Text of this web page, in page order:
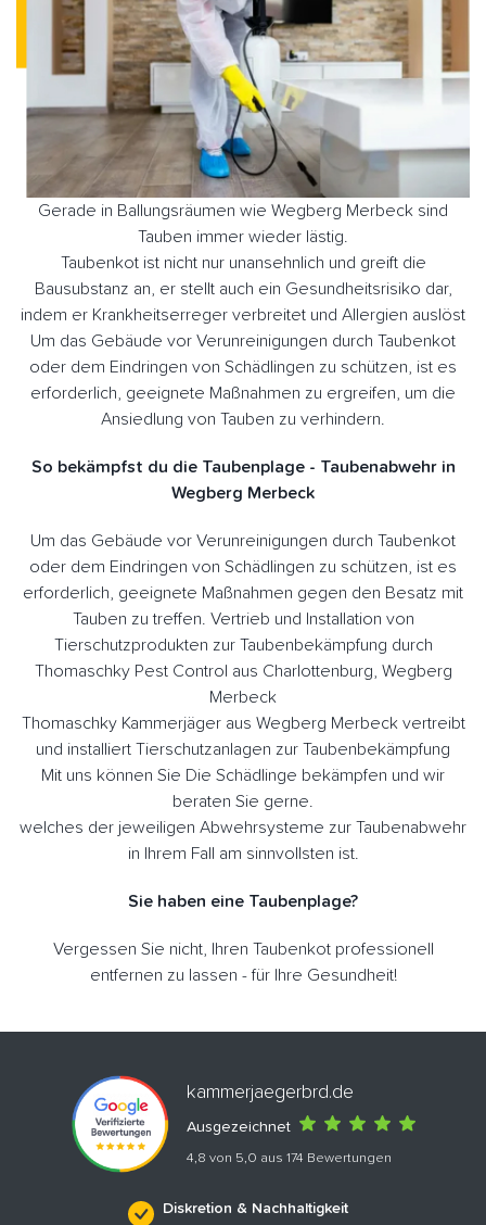
Gerade in Ballungsräumen wie Wegberg Merbeck sind
Tauben immer wieder lästig.
Taubenkot ist nicht nur unansehnlich und greift die
Bausubstanz an, er stellt auch ein Gesundheitsrisiko dar,
indem er Krankheitserreger verbreitet und Allergien auslöst
Um das Gebäude vor Verunreinigungen durch Taubenkot
oder dem Eindringen von Schädlingen zu schützen, ist es
erforderlich, geeignete Maßnahmen zu ergreifen, um die
Ansiedlung von Tauben zu verhindern.
So bekämpfst du die Taubenplage - Taubenabwehr in
Wegberg Merbeck
Um das Gebäude vor Verunreinigungen durch Taubenkot
oder dem Eindringen von Schädlingen zu schützen, ist es
erforderlich, geeignete Maßnahmen gegen den Besatz mit
Tauben zu treffen. Vertrieb und Installation von
Tierschutzprodukten zur Taubenbekämpfung durch
Thomaschky Pest Control aus Charlottenburg, Wegberg
Merbeck
Thomaschky Kammerjäger aus Wegberg Merbeck vertreibt
und installiert Tierschutzanlagen zur Taubenbekämpfung
Mit uns können Sie Die Schädlinge bekämpfen und wir
beraten Sie gerne.
welches der jeweiligen Abwehrsysteme zur Taubenabwehr
in Ihrem Fall am sinnvollsten ist.
Sie haben eine Taubenplage?
Vergessen Sie nicht, Ihren Taubenkot professionell
entfernen zu lassen - für Ihre Gesundheit!
kammerjaegerbrd.de
Ausgezeichnet
4,8 von 5,0 aus 174 Bewertungen
Diskretion & Nachhaltigkeit